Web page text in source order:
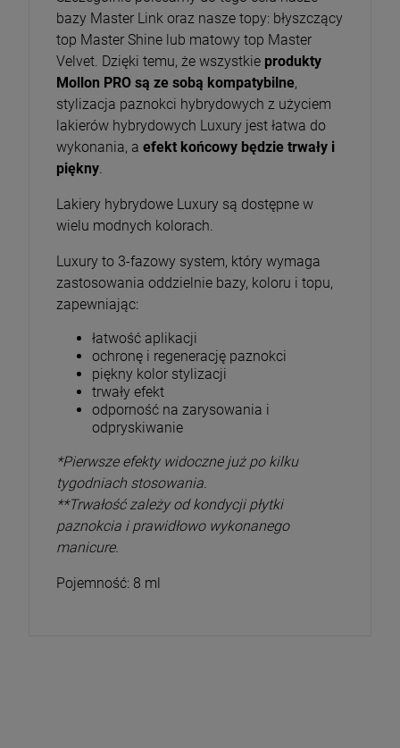
bazy Master Link oraz nasze topy: błyszczący
top Master Shine lub matowy top Master
Velvet. Dzięki temu, że wszystkie produkty
Mollon PRO są ze sobą kompatybilne,
stylizacja paznokci hybrydowych z użyciem
lakierów hybrydowych Luxury jest łatwa do
wykonania, a efekt końcowy będzie trwały i
piękny.
Lakiery hybrydowe Luxury są dostępne w
wielu modnych kolorach.
Luxury to 3-fazowy system, który wymaga
zastosowania oddzielnie bazy, koloru i topu,
zapewniając:
łatwość aplikacji
ochronę i regenerację paznokci
piękny kolor stylizacji
trwały efekt
odporność na zarysowania i
odpryskiwanie
*Pierwsze efekty widoczne już po kilku
tygodniach stosowania.
**Trwałość zależy od kondycji płytki
paznokcia i prawidłowo wykonanego
manicure.
Pojemność: 8 ml